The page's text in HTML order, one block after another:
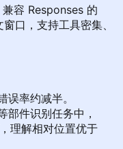
容 Responses 的
口，支持工具密集、
率约减半。
部件识别任务中，
理解相对位置优于